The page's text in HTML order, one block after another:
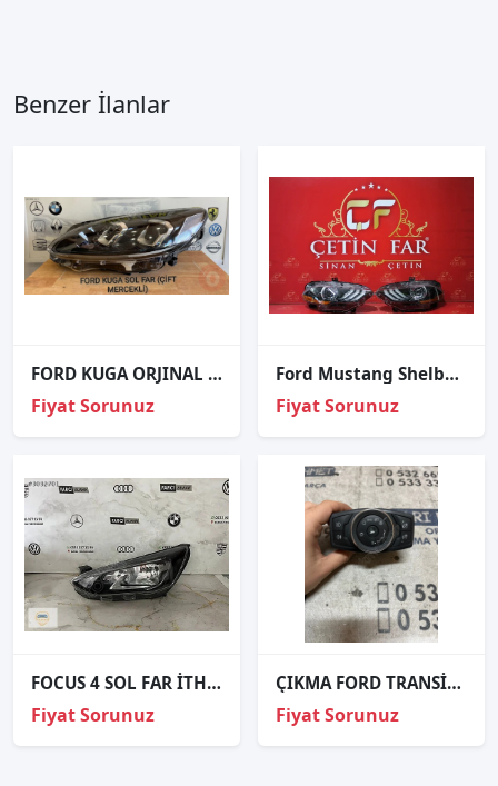
Benzer İlanlar
FORD KUGA ORJINAL ÇIKMA ÇİFT MERCEKLİ SOL FAR
Fiyat Sorunuz
Ford Mustang Shelby Makyajli Sağ Sol Far
Fiyat Sorunuz
FOCUS 4 SOL FAR İTHAL
Fiyat Sorunuz
ÇIKMA FORD TRANSİT BM5T 13A024 CF BM5T13A024CF FAR ANAHTARI
Fiyat Sorunuz